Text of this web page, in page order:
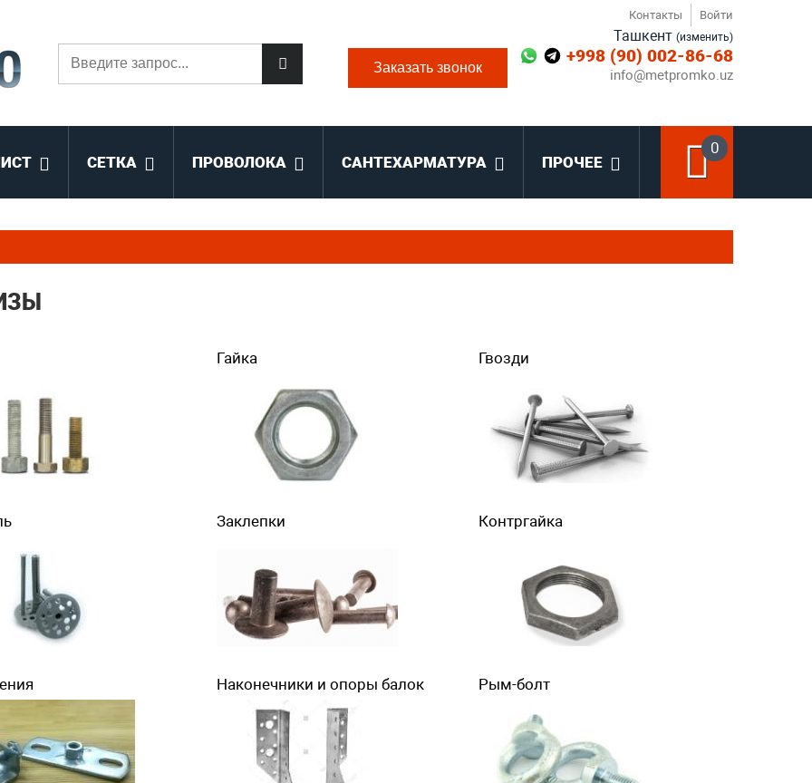
Ташкент (изменить)
+998 (90) 002-86-68
info@metpromko.uz
Контакты Войти
Заказать звонок
0
СЕТКА ПРОВОЛОКА САНТЕХАРМАТУРА ПРОЧЕЕ
Гайка Гвозди
Заклепки Контргайка
Наконечники и опоры балок Рым-болт